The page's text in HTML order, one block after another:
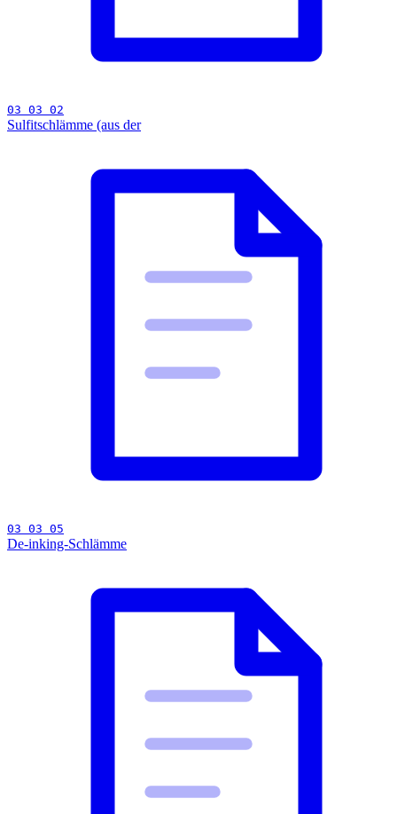
03 03 02
Sulfitschlämme (aus der
03 03 05
De-inking-Schlämme